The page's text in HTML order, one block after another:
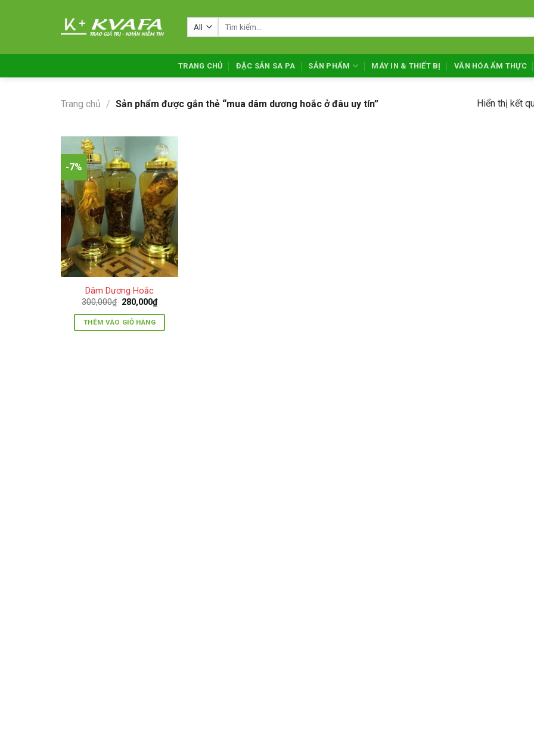
Tìm
TRANG CHỦ ĐẶC SẢN SA PA SẢN PHẨM MÁY IN & THIẾT BỊ VĂN HÓA ẨM THỰC
Trang chủ / Sản phẩm được gắn thẻ “mua dâm dương hoắc ở đâu uy tín” Hiển thị kết
-7%
Dâm Dương Hoắc
300,000₫ Giá
là:
300,000₫.
280,000₫Giá
hiện
tại
THÊM VÀO GIỎ HÀNG